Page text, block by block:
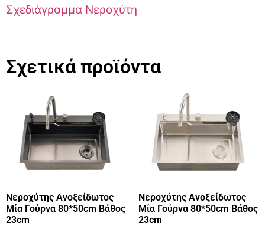
Σχεδιάγραμμα Νεροχύτη
Σχετικά προϊόντα
Νεροχύτης Ανοξείδωτος
Μία Γούρνα 80*50cm Βάθος
23cm
Νεροχύτης Ανοξείδωτος
Μία Γούρνα 80*50cm Βάθος
23cm